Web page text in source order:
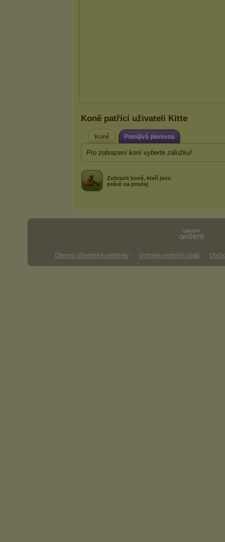
Koně patřící uživateli Kitte
Koně Pomíjivá plemena
Pro zobrazení koní vyberte záložku!
Zobrazit koně, kteří jsou
právě na prodej
Obecné uživatelské podmínky Ochrana osobních údajů